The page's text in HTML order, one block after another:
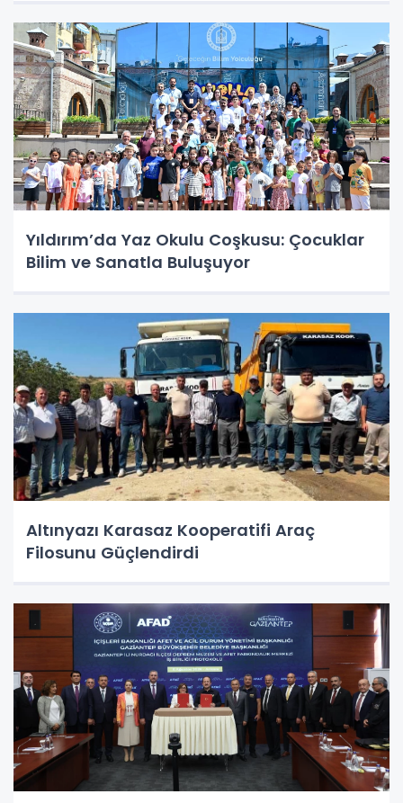
Yıldırım’da Yaz Okulu Coşkusu: Çocuklar
Bilim ve Sanatla Buluşuyor
Altınyazı Karasaz Kooperatifi Araç
Filosunu Güçlendirdi